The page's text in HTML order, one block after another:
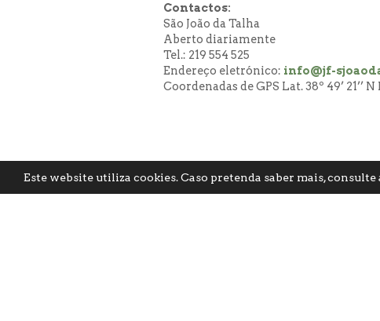
Contactos:
São João da Talha
Aberto diariamente
Tel.: 219 554 525
Endereço eletrónico: info@jf-
Coordenadas de GPS Lat. 38º 49’ 21’’ N
Este website utiliza cookies. Caso pretenda saber mais, consulte